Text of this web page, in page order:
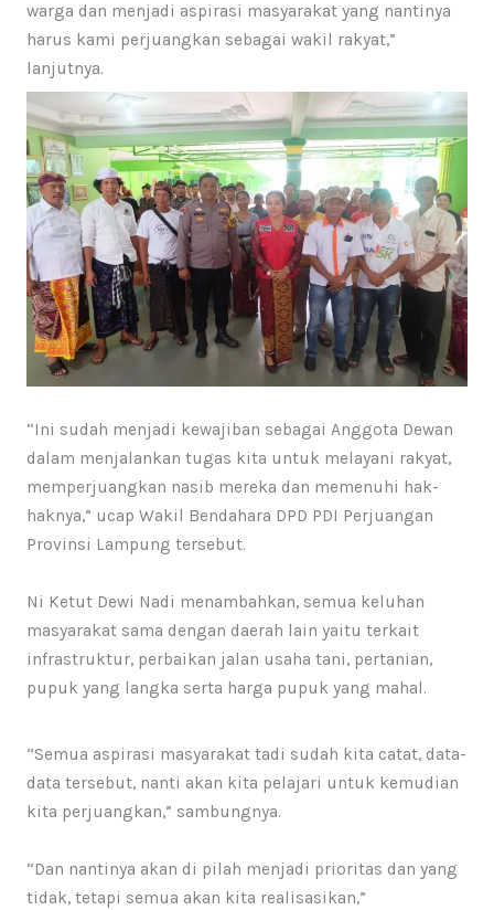
warga dan menjadi aspirasi masyarakat yang nantinya
harus kami perjuangkan sebagai wakil rakyat,”
lanjutnya.
“Ini sudah menjadi kewajiban sebagai Anggota Dewan
dalam menjalankan tugas kita untuk melayani rakyat,
memperjuangkan nasib mereka dan memenuhi hak-
haknya,” ucap Wakil Bendahara DPD PDI Perjuangan
Provinsi Lampung tersebut.
Ni Ketut Dewi Nadi menambahkan, semua keluhan
masyarakat sama dengan daerah lain yaitu terkait
infrastruktur, perbaikan jalan usaha tani, pertanian,
pupuk yang langka serta harga pupuk yang mahal.
“Semua aspirasi masyarakat tadi sudah kita catat, data-
data tersebut, nanti akan kita pelajari untuk kemudian
kita perjuangkan,” sambungnya.
“Dan nantinya akan di pilah menjadi prioritas dan yang
tidak, tetapi semua akan kita realisasikan,”